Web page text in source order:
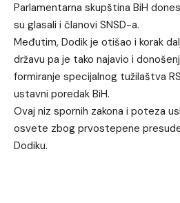
Parlamentarna skupština BiH
su glasali i članovi SNSD-a.
Međutim, Dodik je otišao i korak
državu pa je tako najavio i
formiranje specijalnog tužilaštva
ustavni poredak BiH.
Ovaj niz spornih zakona i poteza
osvete zbog prvostepene presude
Dodiku.